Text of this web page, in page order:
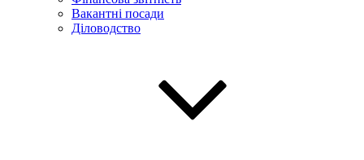
Вакантні посади
Діловодство